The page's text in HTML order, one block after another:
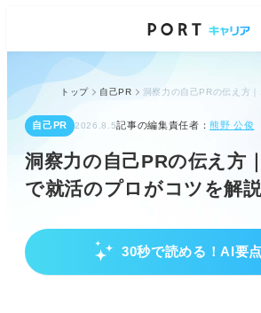
トップ 自己PR
自己PR 2026.8.5記事の編集責任者：熊野 公俊
洞察力の自己PRの伝え方
で就活のプロがコツを解
30秒で読める！AI要
プロが直伝する！説得力を高める